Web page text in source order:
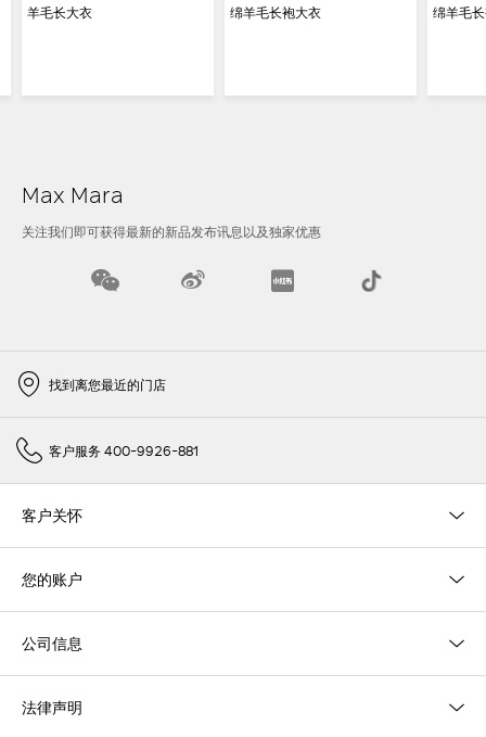
羊毛长大衣 绵羊毛长袍大衣 绵羊毛
Max Mara
关注我们即可获得最新的新品发布讯息以及独家优惠
找到离您最近的门店
客户服务 400-9926-881
客户关怀
您的账户
公司信息
法律声明